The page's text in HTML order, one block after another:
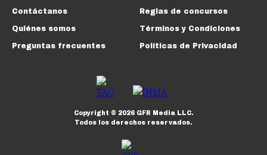
Contáctanos
Quiénes somos
Preguntas frecuentes
Reglas de concursos
Términos y Condiciones
Políticas de Privacidad
Copyright © 2026GFR Media LLC.
Todos los derechos reservados.